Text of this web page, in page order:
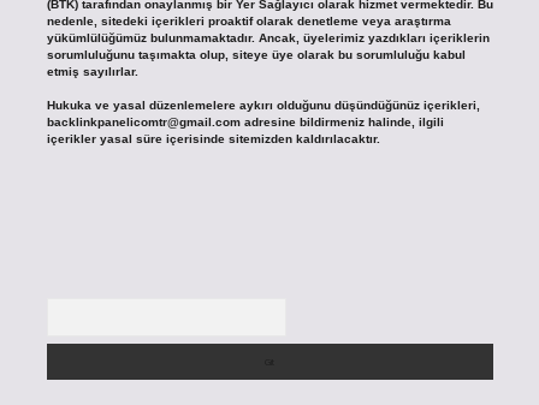
(BTK) tarafından onaylanmış bir Yer Sağlayıcı olarak hizmet vermektedir. Bu
nedenle, sitedeki içerikleri proaktif olarak denetleme veya araştırma
yükümlülüğümüz bulunmamaktadır. Ancak, üyelerimiz yazdıkları içeriklerin
sorumluluğunu taşımakta olup, siteye üye olarak bu sorumluluğu kabul
etmiş sayılırlar.
Hukuka ve yasal düzenlemelere aykırı olduğunu düşündüğünüz içerikleri,
backlinkpanelicomtr@gmail.comadresine bildirmeniz halinde, ilgili
içerikler yasal süre içerisinde sitemizden kaldırılacaktır.